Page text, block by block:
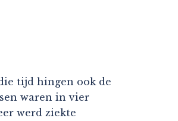
tijd hingen ook de
waren in vier
werd ziekte